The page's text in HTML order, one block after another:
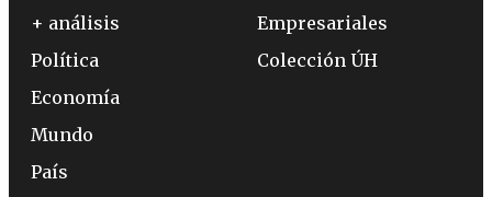
+ análisis
Política
Economía
Mundo
País
Empresariales
Colección ÚH